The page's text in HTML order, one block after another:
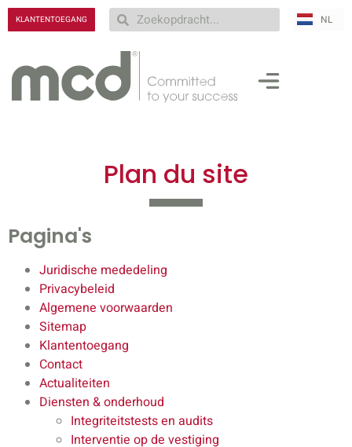
KLANTENTOEGANG NL
RU
Plan du site
Pagina's
Juridische mededeling
Privacybeleid
Algemene voorwaarden
Sitemap
Klantentoegang
Contact
Actualiteiten
Diensten & onderhoud
Integriteitstests en audits
Interventie op de vestiging